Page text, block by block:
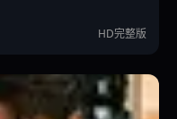
HD完整版